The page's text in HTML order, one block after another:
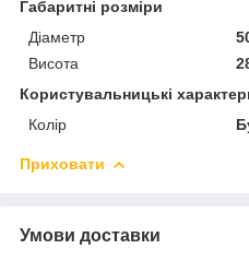
Габаритні розміри
Діаметр
Висота
Користувальницькі
Колір
Приховати
Умови доставки